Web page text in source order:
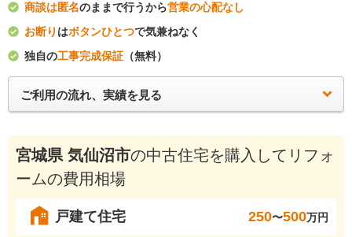
商談は匿名のままで行うから営業の心配なし
お断り はボタンひとつで気兼ねなく
独自の工事完成保証 （無料）
ご利用の流れ、実績を見る
宮城県 気仙沼市の中古住宅を購入してリフォ
ームの費用相場
戸建て住宅 250〜500万円